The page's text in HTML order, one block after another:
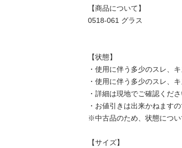
【商品について】
0518-061 グラス
【状態】
・使用に伴う多少のスレ、
・使用に伴う多少のスレ、
・詳細は現地でご確認くだ
・お値引きは出来かねます
※中古品のため、状態につい
【サイズ】